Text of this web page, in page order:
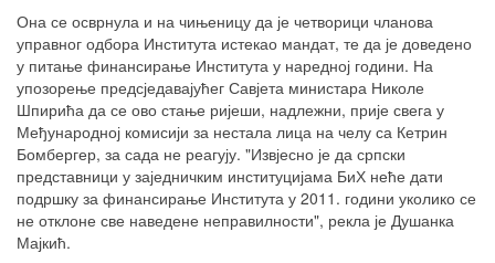
Она се осврнула и на чињеницу да је четворици чланова
управног одбора Института истекао мандат, те да је доведено
у питање финансирање Института у наредној години. На
упозорење предсједавајућег Савјета министара Николе
Шпирића да се ово стање ријеши, надлежни, прије свега у
Међународној комисији за нестала лица на челу са Кетрин
Бомбергер, за сада не реагују. "Извјесно је да српски
представници у заједничким институцијама БиХ неће дати
подршку за финансирање Института у 2011. години уколико се
не отклоне све наведене неправилности", рекла је Душанка
Мајкић.